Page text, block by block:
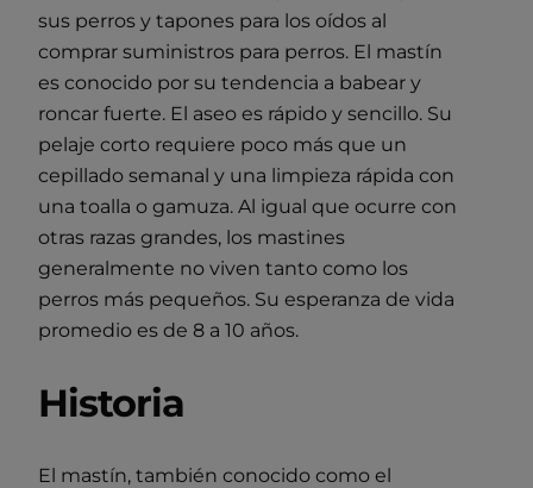
sus perros y tapones para los oídos al
comprar suministros para perros. El mastín
es conocido por su tendencia a babear y
roncar fuerte. El aseo es rápido y sencillo. Su
pelaje corto requiere poco más que un
cepillado semanal y una limpieza rápida con
una toalla o gamuza. Al igual que ocurre con
otras razas grandes, los mastines
generalmente no viven tanto como los
perros más pequeños. Su esperanza de vida
promedio es de 8 a 10 años.
Historia
El mastín, también conocido como el